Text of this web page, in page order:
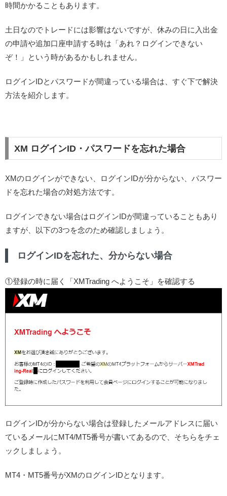
時間かかることもあります。
土日なのでトレードには影響はないですが、休みの日に入出金
の申請や追加口座申請する時は「あれ？ログインできない
ぞ！」という時があるかもしれません。
ログインIDとパスワードが間違っている場合は、すぐ下で解決
方法を紹介します。
XM ログインID・パスワードを忘れた場合
XMのログインができない、ログインIDが分からない、パスワー
ドを忘れた場合の対処方法です。
ログインできない場合はログインIDが間違っていることもあり
ますが、以下の3つを念のため確認しましょう。
ログインIDを忘れた、分からない場合
①登録の時に届く「XMTrading へようこそ」を確認する
ログインIDが分からない場合は登録したメールアドレスに届い
ているメールにMT4/MT5番号が書いてあるので、そちらをチェ
ックしましょう。
MT4・MT5番号がXMのログインIDとなります。